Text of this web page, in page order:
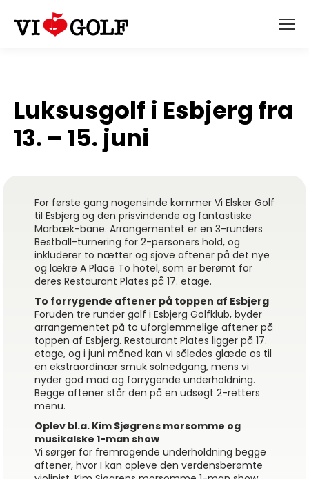
Luksusgolf i Esbjerg fra
13. – 15. juni
For første gang nogensinde kommer Vi Elsker Golf
til Esbjerg og den prisvindende og fantastiske
Marbæk-bane. Arrangementet er en 3-runders
Bestball-turnering for 2-personers hold, og
inkluderer to nætter og sjove aftener på det nye
og lækre A Place To hotel, som er berømt for
deres Restaurant Plates på 17. etage.
To forrygende aftener på toppen af Esbjerg
Foruden tre runder golf i Esbjerg Golfklub, byder
arrangementet på to uforglemmelige aftener på
toppen af Esbjerg. Restaurant Plates ligger på 17.
etage, og i juni måned kan vi således glæde os til
en ekstraordinær smuk solnedgang, mens vi
nyder god mad og forrygende underholdning.
Begge aftener står den på en udsøgt 2-retters
menu.
Oplev bl.a. Kim Sjøgrens morsomme og
musikalske 1-man show
Vi sørger for fremragende underholdning begge
aftener, hvor I kan opleve den verdensberømte